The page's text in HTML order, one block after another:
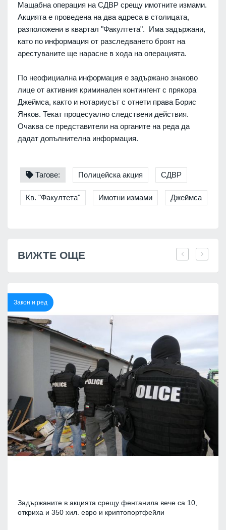
Мащабна операция на СДВР срещу имотните измами.
Акцията е проведена на два адреса в столицата,
разположени в квартал "Факултета". Има задържани,
като по информация от разследването броят на
арестуваните ще нарасне в хода на операцията.
По неофициална информация е задържано знаково
лице от активния криминален контингент с прякора
Джеймса, както и нотариусът с отнети права Борис
Янков. Текат процесуално следствени действия.
Очаква се представители на органите на реда да
дадат допълнителна информация.
Тагове: Полицейска акция СДВР
Кв. "Факултета" Имотни измами Джеймса
ВИЖТЕ ОЩЕ
Закон и ред
Задържаните в акцията срещу фентанила вече са 10,
откриха и 350 хил. евро и криптопортфейли